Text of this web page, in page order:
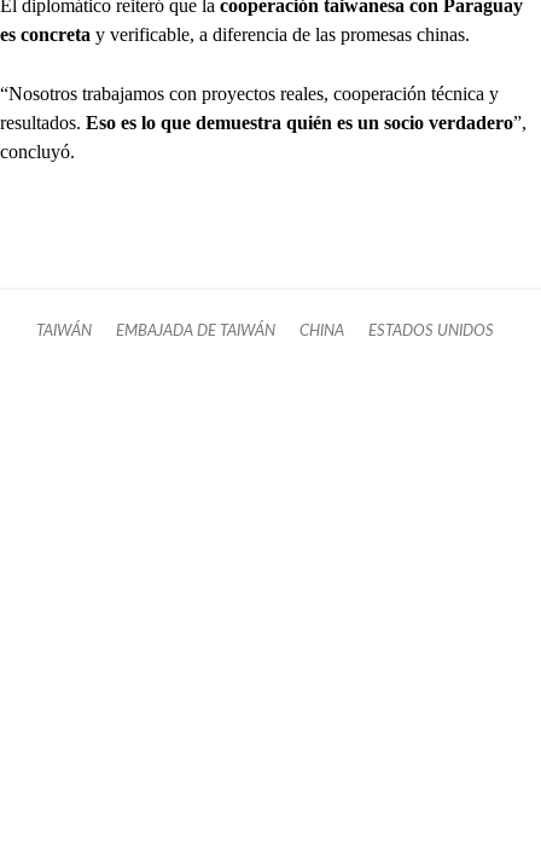
El diplomático reiteró que la cooperación taiwanesa con Paraguay
es concreta y verificable, a diferencia de las promesas chinas.
“Nosotros trabajamos con proyectos reales, cooperación técnica y
resultados. Eso es lo que demuestra quién es un socio verdadero”,
concluyó.
TAIWÁN EMBAJADA DE TAIWÁN CHINA ESTADOS UNIDOS